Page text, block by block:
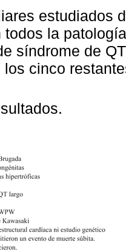
estudiados
todos la
síndrome de
los cinco